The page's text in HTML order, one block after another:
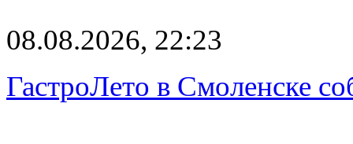
08.08.2026, 22:23
ГастроЛето в Смоленске